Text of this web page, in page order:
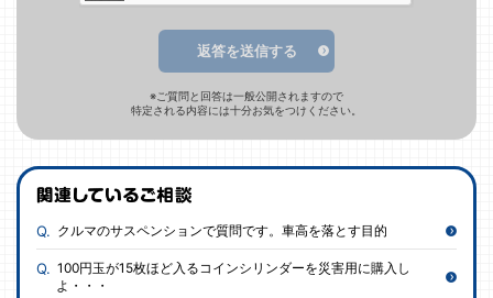
返答を送信する
※ご質問と回答は一般公開されますので
特定される内容には十分お気をつけください。
クルマのサスペンションで質問です。車高を落とす目的
100円玉が15枚ほど入るコインシリンダーを災害用に購入し
よ・・・